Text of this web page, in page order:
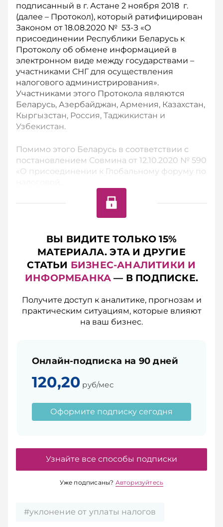
подписанный в г. Астане 2 ноября 2018 г.
(далее – Протокол), который ратифицирован
Законом от 18.08.2020 № 53-З «О
присоединении Респуб­лики Беларусь к
Протоколу об обмене информацией в
электронном виде между государствами –
участниками СНГ для осуществления
налогового администрирования».
Участниками этого Протокола являются
Беларусь, Азербайджан, Армения, Казахстан,
Кыргызстан, Россия, Таджикистан и
Узбекистан.
Помимо этого Беларусь в соответствии с
постановлением Совмина от 12.10.2020 № 590
«О присоединении к Глобальному форуму по
ВЫ ВИДИТЕ ТОЛЬКО 15%
МАТЕРИАЛА. ЭТА И ДРУГИЕ
СТАТЬИ БИЗНЕС-АНАЛИТИКИ И
ИНФОРМБАНКА — В ПОДПИСКЕ.
Получите доступ к аналитике, прогнозам и
практическим ситуациям, которые влияют
на ваш бизнес.
Онлайн-подписка на 90 дней
120,20 руб/мес
Оформите подписку сегодня
Узнайте все способы подписки
Уже подписаны? Авторизуйтесь
#уклонение от уплаты налогов